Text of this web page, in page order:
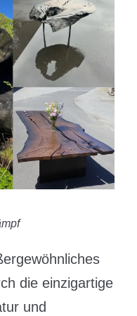
die einzigartige
und